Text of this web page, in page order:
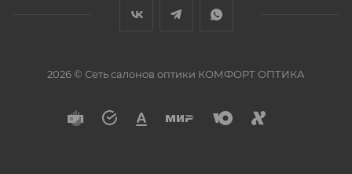
2026 © Сеть салонов оптики КОМФОРТ ОПТИКА